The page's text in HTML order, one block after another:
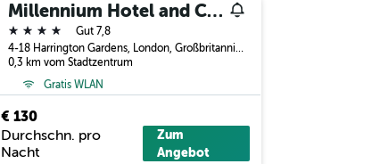
Millennium Hotel and Conference Centre Gloucester London
4 Sterne
Gut 7,8
4-18 Harrington Gardens, London, Großbritannien
0,3 km vom Stadtzentrum
Gratis WLAN
€ 130
Durchschn. pro
Nacht
Zum
Angebot